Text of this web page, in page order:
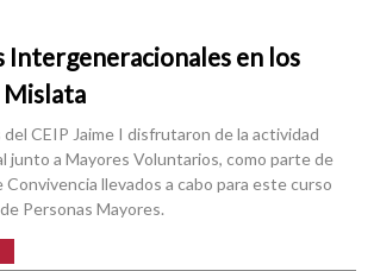
Intergeneracionales en los
Mislata
del CEIP Jaime I disfrutaron de la actividad
junto a Mayores Voluntarios, como parte de
Convivencia llevados a cabo para este curso
Personas Mayores.